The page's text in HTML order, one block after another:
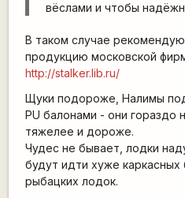
вёслами и чтобы
В таком случае
продукцию московской
http://stalker.lib.ru/
Щуки подороже, Налимы
PU балонами - они гораздо
тяжелее и дороже.
Чудес не бывает, лодки
будут идти хуже
рыбацких лодок.